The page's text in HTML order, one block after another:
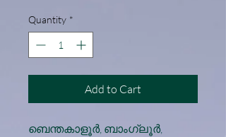
Quantity *
Add to Cart
ബെന്തകാളൂര്‍, ബാംഗ്ലൂര്‍,